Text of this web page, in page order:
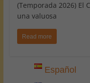
(Temporada 2026) El
una valuosa
Read more
Español